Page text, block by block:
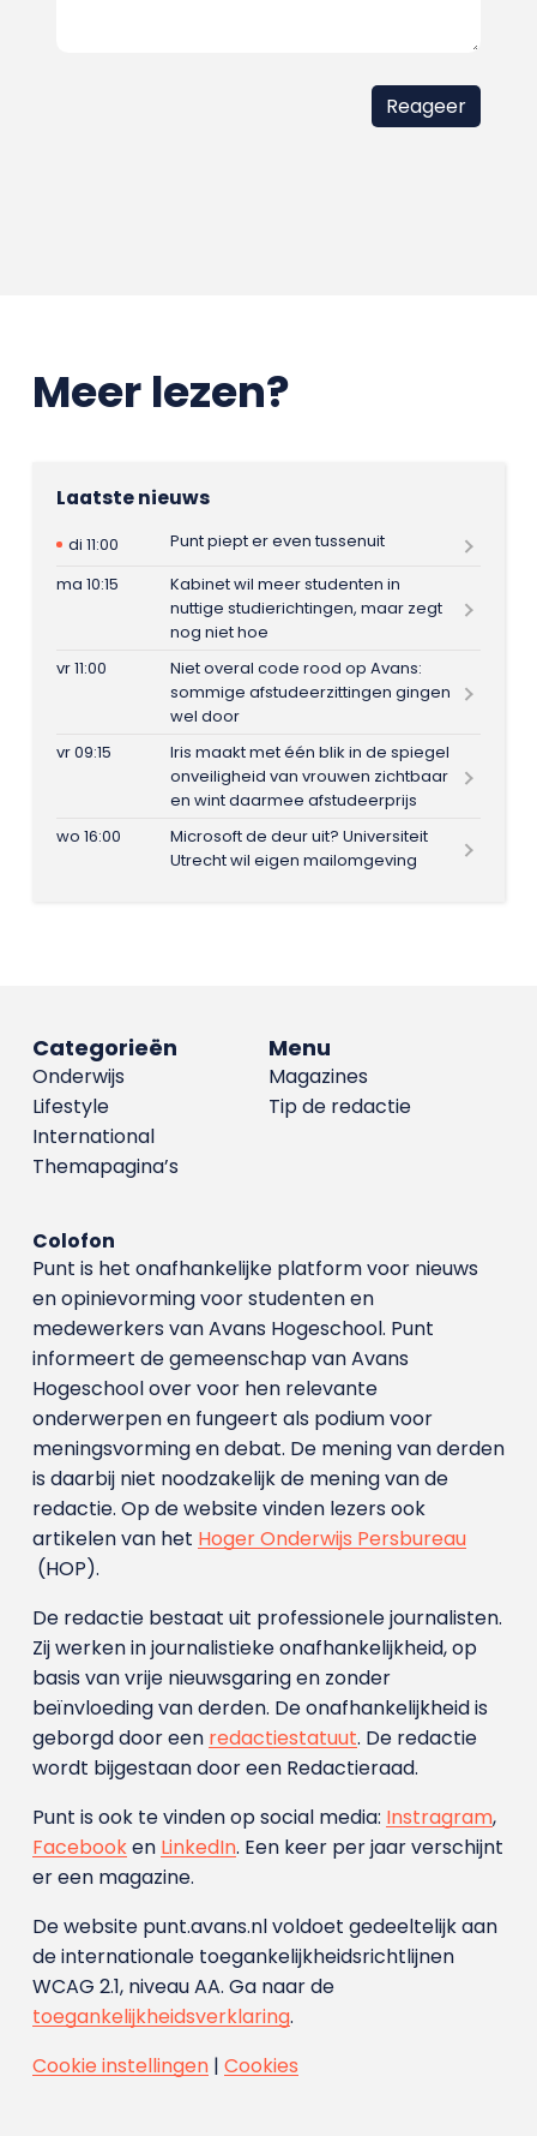
Meer lezen?
Laatste nieuws
di 11:00
Punt piept er even tussenuit
ma 10:15
Kabinet wil meer studenten in
nuttige studierichtingen, maar zegt
nog niet hoe
vr 11:00
Niet overal code rood op Avans:
sommige afstudeerzittingen gingen
wel door
vr 09:15
Iris maakt met één blik in de spiegel
onveiligheid van vrouwen zichtbaar
en wint daarmee afstudeerprijs
wo 16:00
Microsoft de deur uit? Universiteit
Utrecht wil eigen mailomgeving
Menu
Magazines
Tip de redactie
Categorieën
Onderwijs
Lifestyle
International
Themapagina’s
Colofon
Punt is het onafhankelijke platform voor nieuws
en opinievorming voor studenten en
medewerkers van Avans Hoge­school. Punt
informeert de gemeenschap van Avans
Hogeschool over voor hen relevante
onderwerpen en fungeert als podium voor
meningsvorming en debat. De mening van derden
is daarbij niet noodzakelijk de mening van de
redactie. Op de website vinden lezers ook
artikelen van het Hoger Onderwijs Persbureau
(HOP).
De redactie bestaat uit professionele journalisten.
Zij werken in journalistieke onafhankelijkheid, op
basis van vrije nieuwsgaring en zonder
beïnvloeding van derden. De onafhankelijkheid is
geborgd door een redactiestatuut. De redactie
wordt bijgestaan door een Redactieraad.
Punt is ook te vinden op social media: Instragram,
Facebooken LinkedIn. Een keer per jaar verschijnt
er een magazine.
De website punt.avans.nl voldoet gedeeltelijk aan
de internationale toegankelijkheidsrichtlijnen
WCAG 2.1, niveau AA. Ga naar de
toegankelijkheidsverklaring.
Cookie instellingen| Cookies